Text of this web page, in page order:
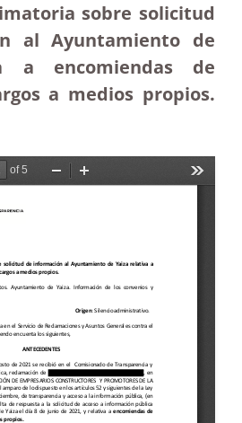
sobre solicitud
al Ayuntamiento de
a encomiendas de
a medios propios.